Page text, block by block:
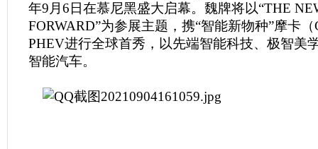
年9月6日在慕尼黑盛大启幕。魏牌将以“THE
FORWARD”为参展主题，携“智能新物种”摩卡（
PHEV进行全球首秀，以先端智能科技、极智美
智能汽车。